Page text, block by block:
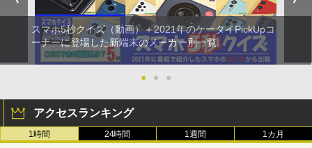
スマホ5秒クイズ（動画）＋2021年のケータイPickUpコ
ーナーに登場した新端末のメーカー別一覧
● ● ●
アクセスランキング
1時間 24時間 1週間 1カ月